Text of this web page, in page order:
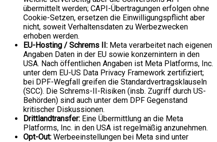
übermittelt werden; CAPI-Übertragungen erfolgen ohne
Cookie-Setzen, ersetzen die Einwilligungspflicht aber
nicht, soweit Verhaltensdaten zu Werbezwecken
erhoben werden.
EU-Hosting / Schrems II: Meta verarbeitet nach eigenen
Angaben Daten in der EU sowie konzernintern in den
USA. Nach öffentlichen Angaben ist Meta Platforms, Inc.
unter dem EU-US Data Privacy Framework zertifiziert;
bei DPF-Wegfall greifen die Standardvertragsklauseln
(SCC). Die Schrems-II-Risiken (insb. Zugriff durch US-
Behörden) sind auch unter dem DPF Gegenstand
kritischer Diskussionen.
Drittlandtransfer: Eine Übermittlung an die Meta
Platforms, Inc. in den USA ist regelmäßig anzunehmen.
Opt-Out: Werbeeinstellungen bei Meta sind unter